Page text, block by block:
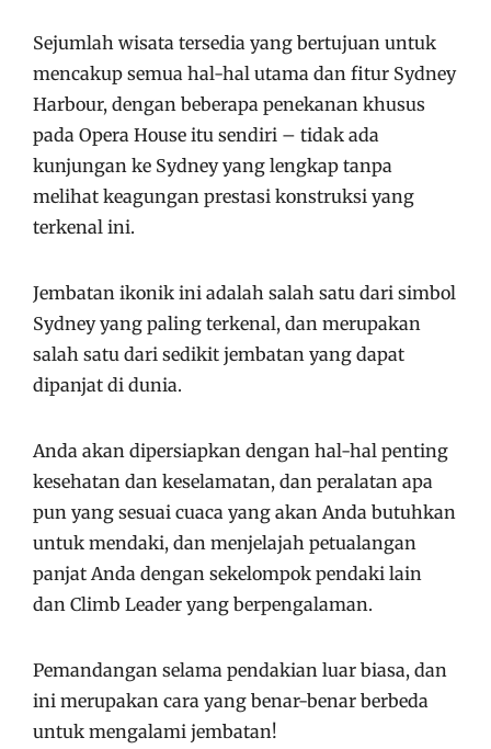
Sejumlah wisata tersedia yang bertujuan untuk
mencakup semua hal-hal utama dan fitur Sydney
Harbour, dengan beberapa penekanan khusus
pada Opera House itu sendiri – tidak ada
kunjungan ke Sydney yang lengkap tanpa
melihat keagungan prestasi konstruksi yang
terkenal ini.
Jembatan ikonik ini adalah salah satu dari simbol
Sydney yang paling terkenal, dan merupakan
salah satu dari sedikit jembatan yang dapat
dipanjat di dunia.
Anda akan dipersiapkan dengan hal-hal penting
kesehatan dan keselamatan, dan peralatan apa
pun yang sesuai cuaca yang akan Anda butuhkan
untuk mendaki, dan menjelajah petualangan
panjat Anda dengan sekelompok pendaki lain
dan Climb Leader yang berpengalaman.
Pemandangan selama pendakian luar biasa, dan
ini merupakan cara yang benar-benar berbeda
untuk mengalami jembatan!